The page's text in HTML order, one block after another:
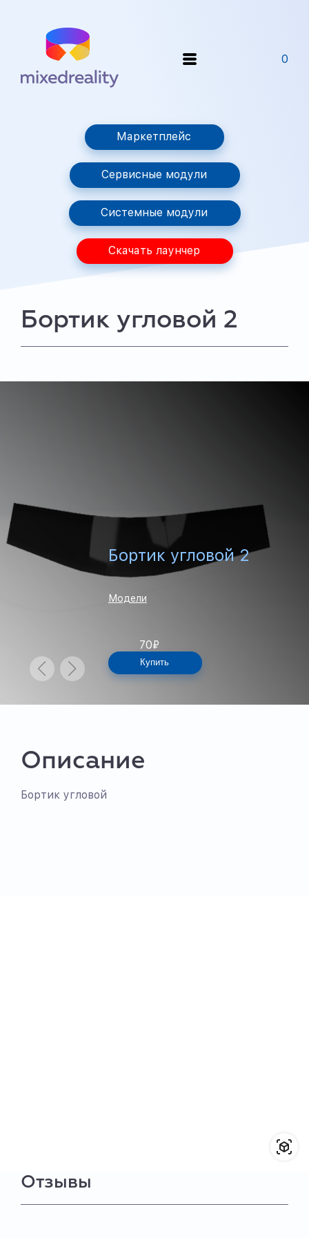
0
Маркетплейс
Сервисные модули
Системные модули
Скачать лаунчер
Бортик угловой 2
Бортик угловой 2
Модели
70₽
Купить
Описание
Бортик угловой
Отзывы